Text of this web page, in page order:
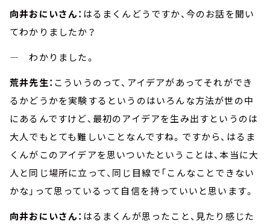
向井おにいさん： はるまくんどうですか、今のお話を聞い
てわかりましたか？
― わかりました。
荒井先生： こういうのって、アイデアがあってそれができ
るかどうかを実験するというのはいろんな方法が世の中
にあるんですけど、最初のアイデアを生み出すというのは
大人でもとても難しいことなんですね。ですから、はるま
くんがこのアイデアを思いついたということは、本当に大
人と同じ場所に立って、同じ目線で「こんなことできない
かな」って思っているって自信を持っていいと思います。
向井おにいさん： はるまくんが思ったこと、見たり感じた